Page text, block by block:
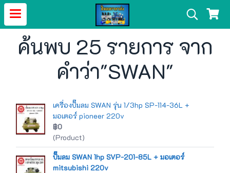
ค้นพบ 25 รายการ จาก
คำว่า"SWAN"
เครื่องปั๊มลม SWAN รุ่น 1/3hp SP-114-36L +
มอเตอร์ pioneer 220v
฿0
(Product)
ปั๊มลม SWAN 1hp SVP-201-85L + มอเตอร์
mitsubishi 220v